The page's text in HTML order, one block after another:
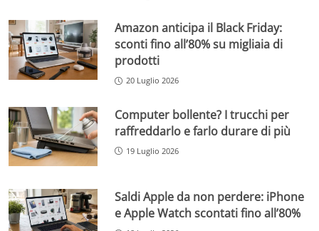
Amazon anticipa il Black Friday:
sconti fino all’80% su migliaia di
prodotti
20 Luglio 2026
Computer bollente? I trucchi per
raffreddarlo e farlo durare di più
19 Luglio 2026
Saldi Apple da non perdere: iPhone
e Apple Watch scontati fino all’80%